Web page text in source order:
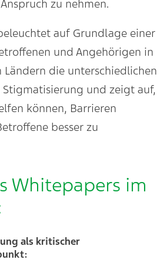
zu nehmen.
auf Grundlage einer
und Angehörigen in
Ländern die unterschiedlichen
Stigmatisierung und zeigt auf,
können, Barrieren
besser zu
Whitepapers im
als kritischer